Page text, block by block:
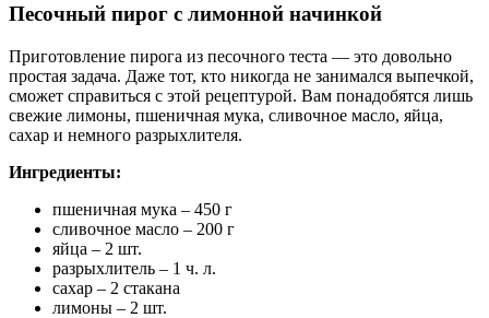
Песочный пирог с лимонной начинкой
Приготовление пирога из песочного теста — это довольно
простая задача. Даже тот, кто никогда не занимался выпечкой,
сможет справиться с этой рецептурой. Вам понадобятся лишь
свежие лимоны, пшеничная мука, сливочное масло, яйца,
сахар и немного разрыхлителя.
Ингредиенты:
пшеничная мука – 450 г
сливочное масло – 200 г
яйца – 2 шт.
разрыхлитель – 1 ч. л.
сахар – 2 стакана
лимоны – 2 шт.